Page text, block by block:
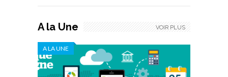
A la Une
A LA UNE
VOIR PLUS